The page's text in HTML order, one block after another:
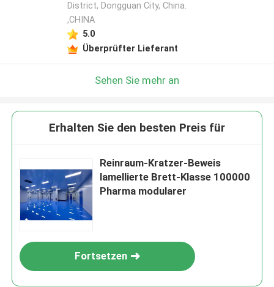
District, Dongguan City, China.
,CHINA
5.0
Überprüfter Lieferant
Sehen Sie mehr an
Erhalten Sie den besten Preis für
Reinraum-Kratzer-Beweis
lamellierte Brett-Klasse 100000
Pharma modularer
Fortsetzen